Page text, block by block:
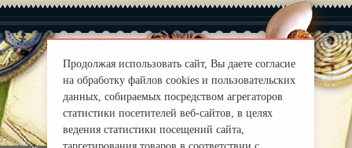
О нас |
Правила
mirprognoz@mail.ru
Продолжая использовать сайт, Вы даете согласие
на обработку файлов cookies и пользовательских
данных, собираемых посредством агрегаторов
статистики посетителей веб-сайтов, в целях
ведения статистики посещений сайта,